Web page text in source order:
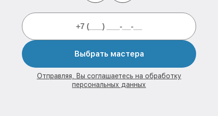
Выбрать мастера
Отправляя, Вы соглашаетесь на обработку
персональных данных